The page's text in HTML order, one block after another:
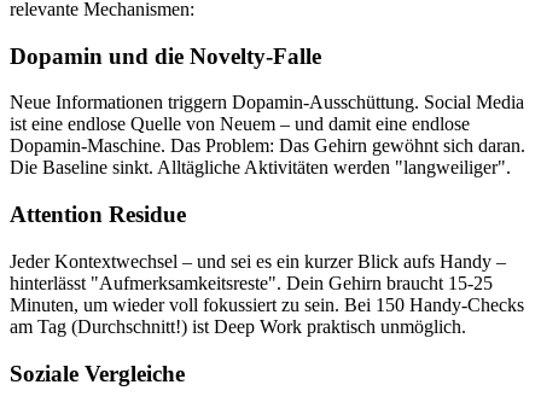
relevante Mechanismen:
Dopamin und die Novelty-Falle
Neue Informationen triggern Dopamin-Ausschüttung. Social Media
ist eine endlose Quelle von Neuem – und damit eine endlose
Dopamin-Maschine. Das Problem: Das Gehirn gewöhnt sich daran.
Die Baseline sinkt. Alltägliche Aktivitäten werden "langweiliger".
Attention Residue
Jeder Kontextwechsel – und sei es ein kurzer Blick aufs Handy –
hinterlässt "Aufmerksamkeitsreste". Dein Gehirn braucht 15-25
Minuten, um wieder voll fokussiert zu sein. Bei 150 Handy-Checks
am Tag (Durchschnitt!) ist Deep Work praktisch unmöglich.
Soziale Vergleiche